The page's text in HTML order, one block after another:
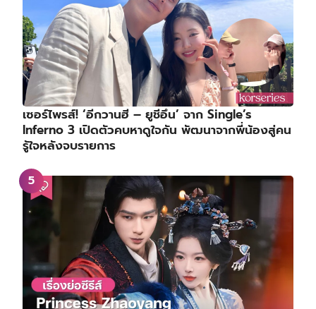
เซอร์ไพรส์! ‘อีกวานฮี – ยูชีอึน’ จาก Single’s
Inferno 3 เปิดตัวคบหาดูใจกัน พัฒนาจากพี่น้องสู่คน
รู้ใจหลังจบรายการ